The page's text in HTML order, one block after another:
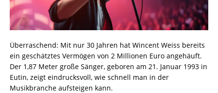
Überraschend: Mit nur 30 Jahren hat Wincent Weiss bereits
ein geschätztes Vermögen von 2 Millionen Euro angehäuft.
Der 1,87 Meter große Sänger, geboren am 21. Januar 1993 in
Eutin, zeigt eindrucksvoll, wie schnell man in der
Musikbranche aufsteigen kann.